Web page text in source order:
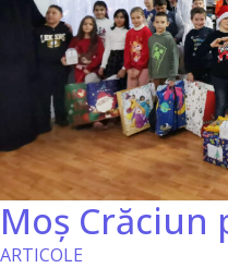
Moș
ARTICOLE